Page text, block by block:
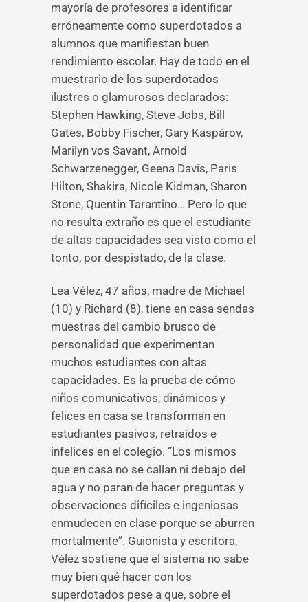
mayoría de profesores a identificar
erróneamente como superdotados a
alumnos que manifiestan buen
rendimiento escolar. Hay de todo en el
muestrario de los superdotados
ilustres o glamurosos declarados:
Stephen Hawking, Steve Jobs, Bill
Gates, Bobby Fischer, Gary Kaspárov,
Marilyn vos Savant, Arnold
Schwarzenegger, Geena Davis, Paris
Hilton, Shakira, Nicole Kidman, Sharon
Stone, Quentin Tarantino… Pero lo que
no resulta extraño es que el estudiante
de altas capacidades sea visto como el
tonto, por despistado, de la clase.
Lea Vélez, 47 años, madre de Michael
(10) y Richard (8), tiene en casa sendas
muestras del cambio brusco de
personalidad que experimentan
muchos estudiantes con altas
capacidades. Es la prueba de cómo
niños comunicativos, dinámicos y
felices en casa se transforman en
estudiantes pasivos, retraídos e
infelices en el colegio. “Los mismos
que en casa no se callan ni debajo del
agua y no paran de hacer preguntas y
observaciones difíciles e ingeniosas
enmudecen en clase porque se aburren
mortalmente”. Guionista y escritora,
Vélez sostiene que el sistema no sabe
muy bien qué hacer con los
superdotados pese a que, sobre el